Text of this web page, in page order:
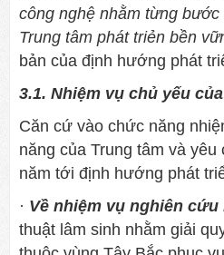
công nghệ nhằm từng
Trung tâm phát triẻn bền
bản của định hướng phát
3.1. Nhiệm vụ chủ yếu
Căn cứ vào chức năng
năng của Trung tâm và
năm tới định hư­ớng phát
· Về nhiệm vụ nghiên cứu
thuật lâm sinh nhằm giải